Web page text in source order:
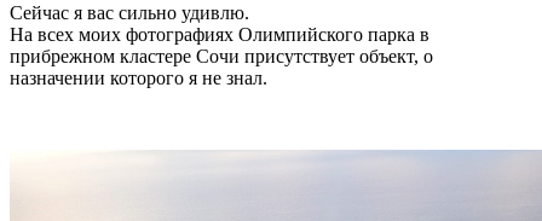
Сейчас я вас сильно удивлю.
На всех моих фотографиях Олимпийского парка в
прибрежном кластере Сочи присутствует объект, о
назначении которого я не знал.